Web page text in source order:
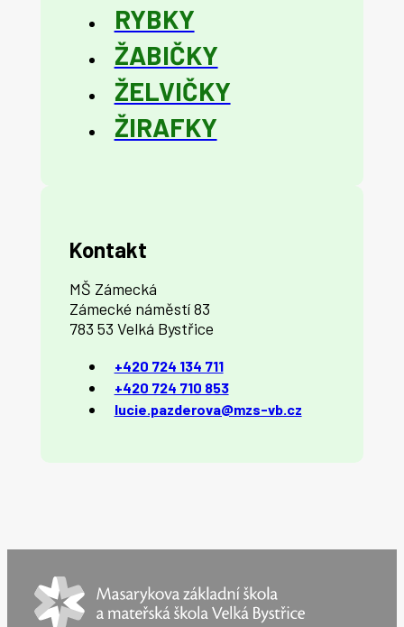
RYBKY
ŽABIČKY
ŽELVIČKY
ŽIRAFKY
Kontakt
MŠ Zámecká
Zámecké náměstí 83
783 53 Velká Bystřice
+420 724 134 711
+420 724 710 853
lucie.pazderova@mzs-vb.cz